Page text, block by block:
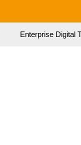
Enterprise Digital